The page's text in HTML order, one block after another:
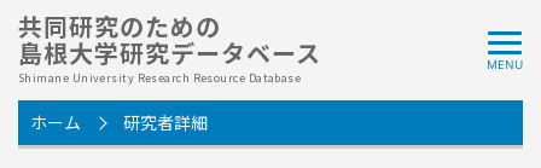
共同研究のための
島根大学研究データベース
Shimane University Research Resource Database
ホーム 研究者詳細